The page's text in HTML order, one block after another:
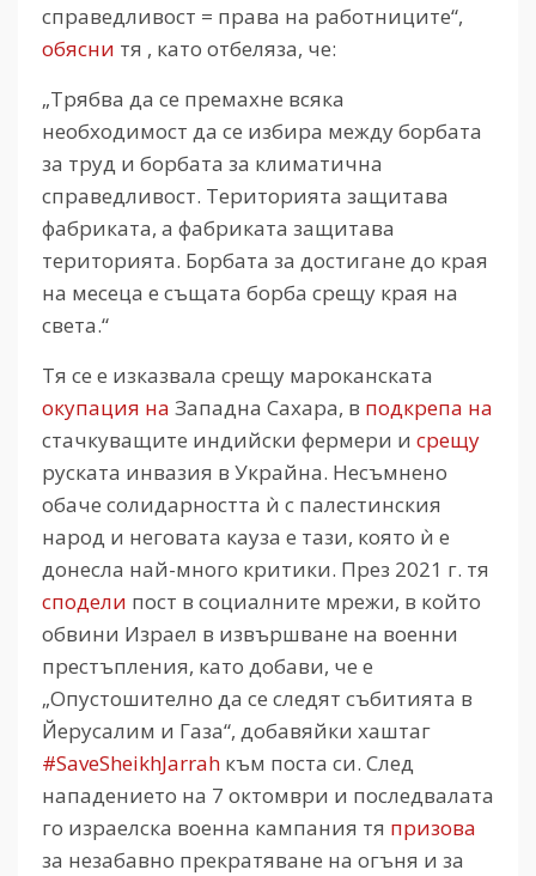
справедливост = права на работниците“,
обясни тя , като отбеляза, че:
„Трябва да се премахне всяка
необходимост да се избира между борбата
за труд и борбата за климатична
справедливост. Територията защитава
фабриката, а фабриката защитава
територията. Борбата за достигане до края
на месеца е същата борба срещу края на
света.“
Тя се е изказвала срещу мароканската
окупация на Западна Сахара, в подкрепа на
стачкуващите индийски фермери и срещу
руската инвазия в Украйна. Несъмнено
обаче солидарността ѝ с палестинския
народ и неговата кауза е тази, която ѝ е
донесла най-много критики. През 2021 г. тя
сподели пост в социалните мрежи, в който
обвини Израел в извършване на военни
престъпления, като добави, че е
„Опустошително да се следят събитията в
Йерусалим и Газа“, добавяйки хаштаг
#SaveSheikhJarrah към поста си. След
нападението на 7 октомври и последвалата
го израелска военна кампания тя призова
за незабавно прекратяване на огъня и за